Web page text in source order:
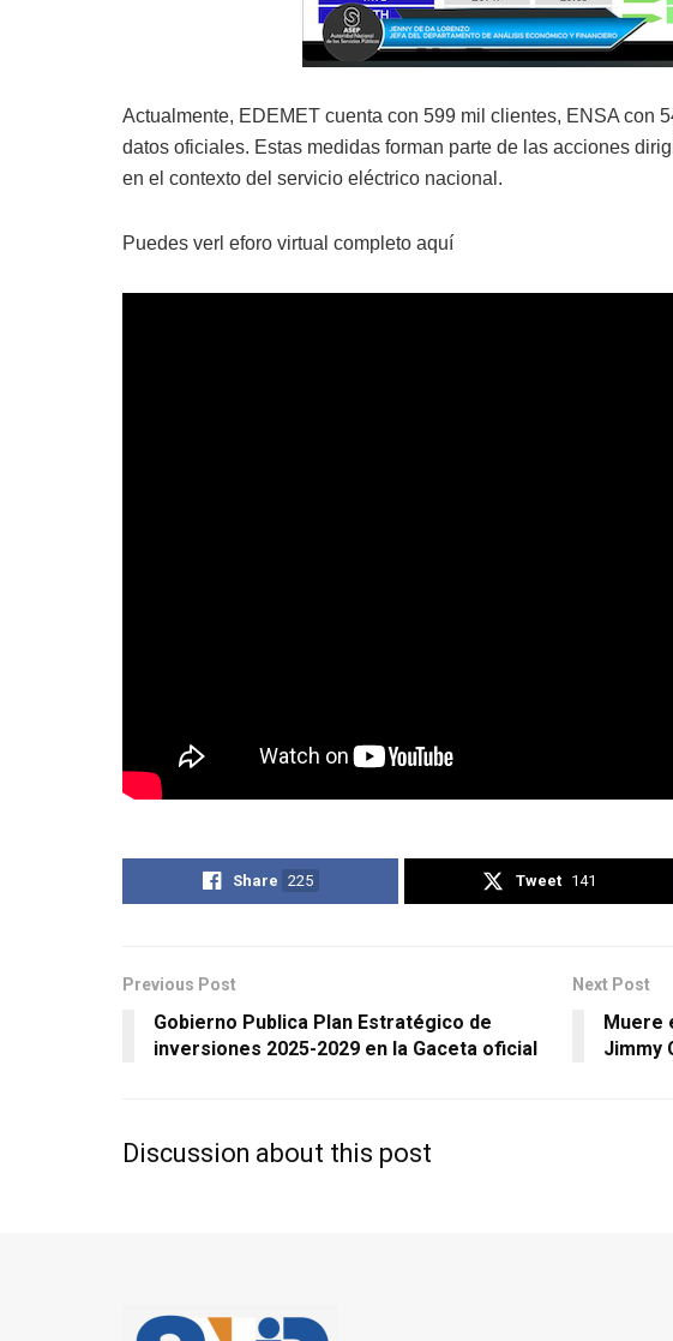
Actualmente, EDEMET cuenta con 599 mil clientes, ENSA con
datos oficiales. Estas medidas forman parte de las acciones
en el contexto del servicio eléctrico nacional.
Puedes verl eforo virtual completo aquí
Share 225 Tweet 141
Previous Post
Gobierno Publica Plan Estratégico de
inversiones 2025-2029 en la Gaceta oficial
Next Post
Muere
Jimmy
Discussion about this post